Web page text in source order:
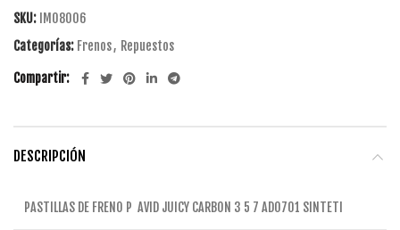
SKU: IM08006
Categorías: Frenos, Repuestos
Compartir
DESCRIPCIÓN
PASTILLAS DE FRENO P AVID JUICY CARBON 3 5 7 AD0701 SINTETI